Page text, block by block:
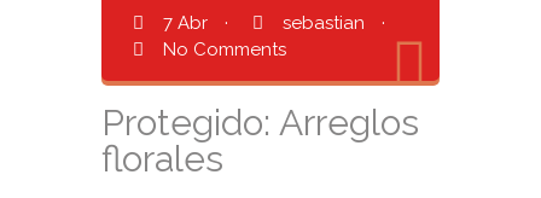
7 Abr · sebastian
·
No Comments
Protegido: Arreglos
florales